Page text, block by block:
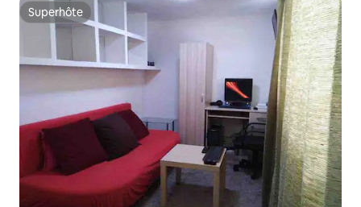
Superhôte
Superhôte